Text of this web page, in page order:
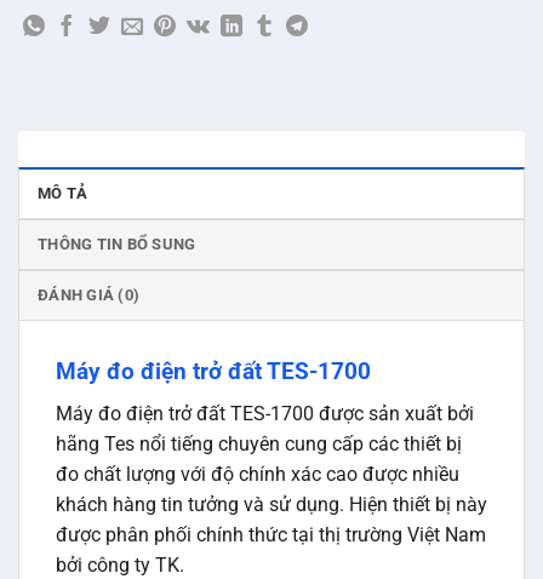
MÔ TẢ
THÔNG TIN BỔ SUNG
ĐÁNH GIÁ (0)
Máy đo điện trở đất TES-1700
Máy đo điện trở đất TES-1700 được sản xuất bởi
hãng Tes nổi tiếng chuyên cung cấp các thiết bị
đo chất lượng với độ chính xác cao được nhiều
khách hàng tin tưởng và sử dụng. Hiện thiết bị này
được phân phối chính thức tại thị trường Việt Nam
bởi công ty TK.